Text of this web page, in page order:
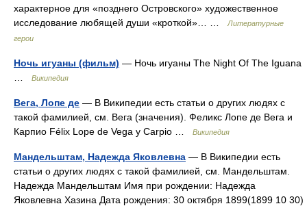
характерное для «позднего Островского» художественное
исследование любящей души «кроткой»… …
Литературные
герои
Ночь игуаны (фильм) — Ночь игуаны The Night Of The Iguana
Википедия
Вега, Лопе де — В Википедии есть статьи о других людях с
такой фамилией, см. Вега (значения). Феликс Лопе де Вега и
Карпио Félix Lope de Vega y Carpio …
Википедия
Мандельштам, Надежда Яковлевна — В Википедии есть
статьи о других людях с такой фамилией, см. Мандельштам.
Надежда Мандельштам Имя при рождении: Надежда
Яковлевна Хазина Дата рождения: 30 октября 1899(1899 10 30)